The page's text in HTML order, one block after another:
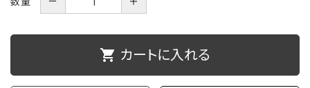
shopping_cart カートに入れる